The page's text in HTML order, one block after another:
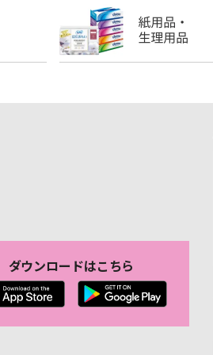
ダウンロードはこちら